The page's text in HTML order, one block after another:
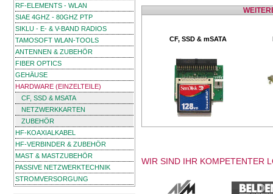
RF-ELEMENTS - WLAN
SIAE 4GHZ - 80GHZ PTP
SIKLU - E- & V-BAND RADIOS
TAMOSOFT WLAN-TOOLS
ANTENNEN & ZUBEHÖR
FIBER OPTICS
GEHÄUSE
HARDWARE (EINZELTEILE)
CF, SSD & MSATA
NETZWERKKARTEN
ZUBEHÖR
HF-KOAXIALKABEL
HF-VERBINDER & ZUBEHÖR
MAST & MASTZUBEHÖR
PASSIVE NETZWERKTECHNIK
STROMVERSORGUNG
CF, SSD & mSATA
WIR SIND IHR KOMPETENTER